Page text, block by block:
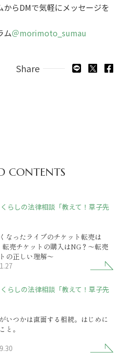
らDMで気軽にメッセージを
ム＠morimoto_sumau
Share
CONTENTS
くらしの法律相談「教えて！草子先
なったライブのチケット転売は
売チケットの購入はNG？～転売
の正しい理解～
くらしの法律相談「教えて！草子先
いつかは直面する相続。はじめに
と。